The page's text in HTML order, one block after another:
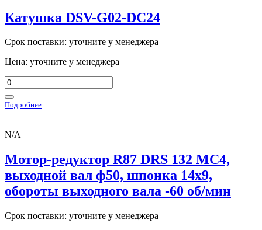
Катушка DSV-G02-DC24
Срок поставки: уточните у менеджера
Цена: уточните у менеджера
Подробнее
N/A
Мотор-редуктор R87 DRS 132 MC4,
выходной вал ф50, шпонка 14х9,
обороты выходного вала -60 об/мин
Срок поставки: уточните у менеджера